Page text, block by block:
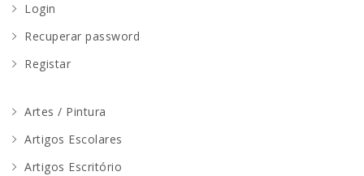
Login
Recuperar password
Registar
Artes / Pintura
Artigos Escolares
Artigos Escritório